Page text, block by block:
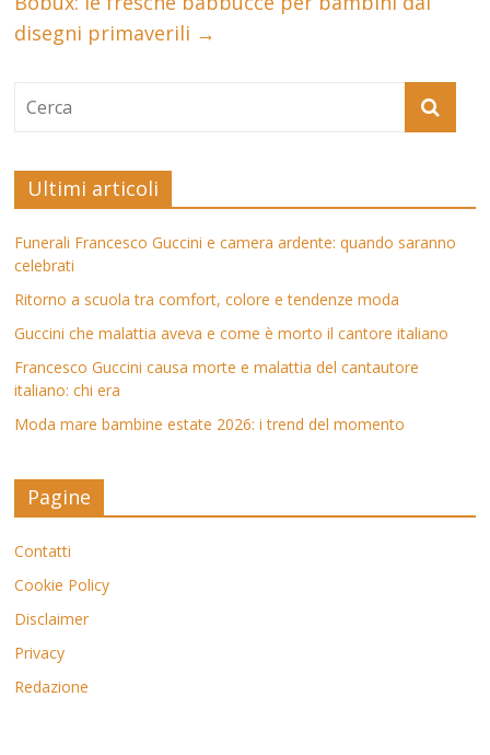
disegni primaverili →
Ultimi articoli
Funerali Francesco Guccini e camera ardente: quando saranno
celebrati
Ritorno a scuola tra comfort, colore e tendenze moda
Guccini che malattia aveva e come è morto il cantore italiano
Francesco Guccini causa morte e malattia del cantautore
italiano: chi era
Moda mare bambine estate 2026: i trend del momento
Pagine
Contatti
Cookie Policy
Disclaimer
Privacy
Redazione